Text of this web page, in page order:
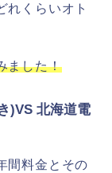
れくらいオト
ました！
)VS 北海道電
間料金とその